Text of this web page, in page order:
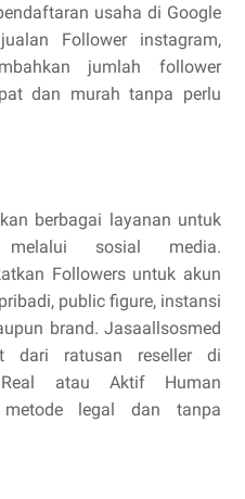
usaha di Google
Follower instagram,
jumlah follower
dan murah tanpa perlu
berbagai layanan untuk
melalui sosial media.
Followers untuk akun
public figure, instansi
brand. Jasaallsosmed
dari ratusan reseller di
Real atau Aktif Human
metode legal dan tanpa